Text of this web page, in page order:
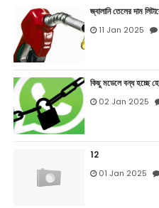
জ্বালানি তেলের দাম
11 Jan 2025
কিছু মডেলে বন্ধ হচ্ছে
02 Jan 2025
12
01 Jan 2025